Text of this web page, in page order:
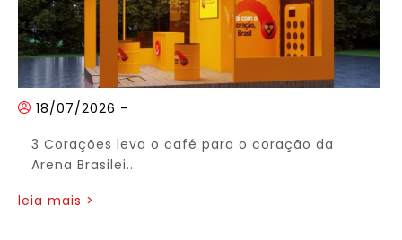
18/07/2026 -
3 Corações leva o café para o coração da
Arena Brasilei...
leia mais >